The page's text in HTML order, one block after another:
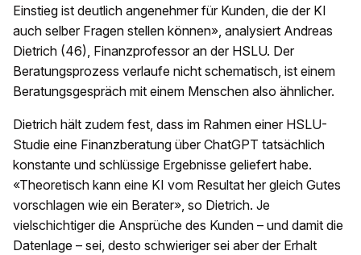
Einstieg ist deutlich angenehmer für Kunden, die der KI
auch selber Fragen stellen können», analysiert Andreas
Dietrich (46), Finanzprofessor an der HSLU. Der
Beratungsprozess verlaufe nicht schematisch, ist einem
Beratungsgespräch mit einem Menschen also ähnlicher.
Dietrich hält zudem fest, dass im Rahmen einer HSLU-
Studie eine Finanzberatung über ChatGPT tatsächlich
konstante und schlüssige Ergebnisse geliefert habe.
«Theoretisch kann eine KI vom Resultat her gleich Gutes
vorschlagen wie ein Berater», so Dietrich. Je
vielschichtiger die Ansprüche des Kunden – und damit die
Datenlage – sei, desto schwieriger sei aber der Erhalt